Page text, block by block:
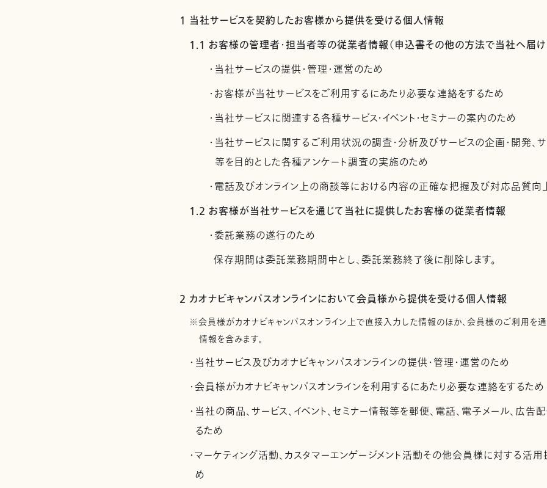
1 当社サービスを契約したお客様から提供を受ける個人情報
1.1 お客様の管理者・担当者等の従業者情報（申込書その他の方法で当社へ届け
・当社サービスの提供・管理・運営のため
・お客様が当社サービスをご利用するにあたり必要な連絡をするため
・当社サービスに関連する各種サービス・イベント・セミナーの案内のため
・当社サービスに関するご利用状況の調査・分析及びサービスの企画・開発、
等を目的とした各種アンケート調査の実施のため
・電話及びオンライン上の商談等における内容の正確な把握及び対応品質向
1.2 お客様が当社サービスを通じて当社に提供したお客様の従業者情報
・委託業務の遂行のため
保存期間は委託業務期間中とし、委託業務終了後に削除します。
2 カオナビキャンパスオンラインにおいて会員様から提供を受ける個人情報
※会員様がカオナビキャンパスオンライン上で直接入力した情報のほか、会員様のご利用を
情報を含みます。
・当社サービス及びカオナビキャンパスオンラインの提供・管理・運営のため
・会員様がカオナビキャンパスオンラインを利用するにあたり必要な連絡をするため
・当社の商品、サービス、イベント、セミナー情報等を郵便、電話、電子メール、広
るため
・マーケティング活動、カスタマーエンゲージメント活動その他会員様に対する活
め